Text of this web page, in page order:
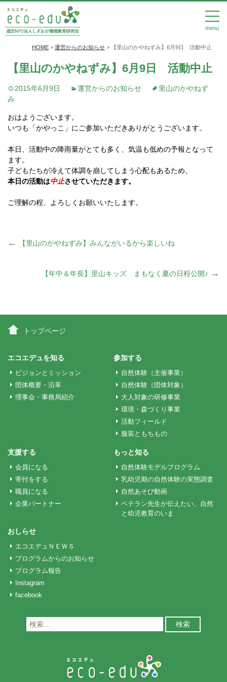
menu
HOME > 運営からのお知らせ > 【里山のかやねずみ】6月9日 活動中止
【里山のかやねずみ】6月9日 活動中止
2015年6月9日 運営からのお知らせ
里山のかやねず
み
おはようございます。
いつも「かやっこ」にご参加いただきありがとうございます。
本日、活動中の降雨量がとても多く、気温も低めの予報となって
ます。
子どもたちが冷えて体調を崩してしまう心配もあるため、
本日の活動は中止させていただきます。
ご理解の程、よろしくお願いいたします。
投
ビ
ゲ
ー
ョ
ン
← 【里山のかやねずみ】みんながいるから楽しいね
【年中＆年長】里山キッズ まもなく夏の日程公開♪ →
トップページ
エコエデュを知る
ビジョンとミッション
団体概要・沿革
理事会・事務局紹介
参加する
自然体験（主催事業）
自然体験（団体対象）
大人対象の研修事業
環境・森づくり事業
活動フィールド
服装ともちもの
支援する
会員になる
寄付をする
職員になる
企業パートナー
もっと知る
自然体験モデルプログラム
乳幼児期の自然体験の実態調査
自然あそび動画
ベテラン先生が伝えたい、自然
と幼児教育のいま
おしらせ
エコエデュＮＥＷＳ
プログラムからのお知らせ
プログラム報告
Instagram
facebook
検
索: